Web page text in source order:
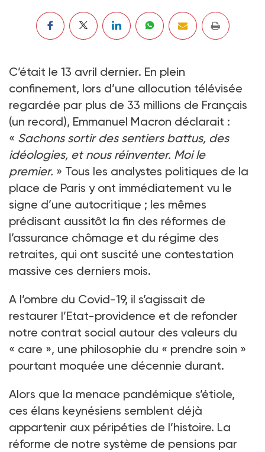
C’était le 13 avril dernier. En plein
confinement, lors d’une allocution télévisée
regardée par plus de 33 millions de Français
(un record), Emmanuel Macron déclarait :
« Sachons sortir des sentiers battus, des
idéologies, et nous réinventer. Moi le
premier. » Tous les analystes politiques de la
place de Paris y ont immédiatement vu le
signe d’une autocritique ; les mêmes
prédisant aussitôt la fin des réformes de
l’assurance chômage et du régime des
retraites, qui ont suscité une contestation
massive ces derniers mois.
A l’ombre du Covid-19, il s’agissait de
restaurer l’Etat-providence et de refonder
notre contrat social autour des valeurs du
« care », une philosophie du « prendre soin »
pourtant moquée une décennie durant.
Alors que la menace pandémique s’étiole,
ces élans keynésiens semblent déjà
appartenir aux péripéties de l’histoire. La
réforme de notre système de pensions par